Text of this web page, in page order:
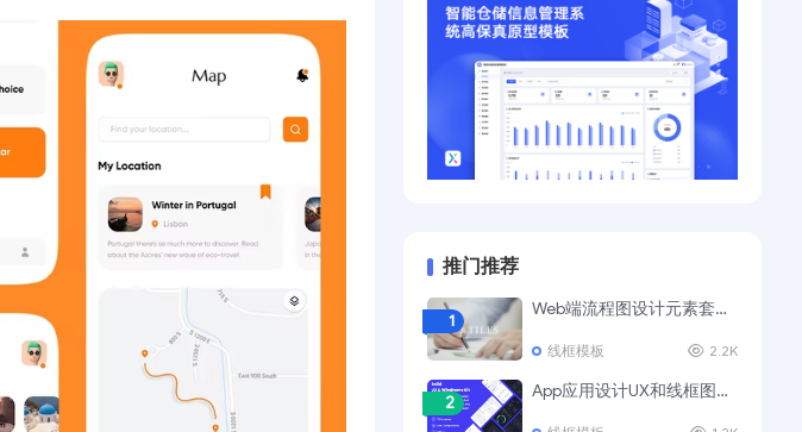
推门推荐
1
Web端流程图设计元素套装 UI Tiles Website Flowcharts
线框模板 2.2K
2
App应用设计UX和线框图模板套件